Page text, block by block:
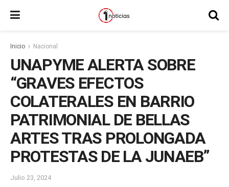
Inicio Nacional
UNAPYME ALERTA SOBRE
“GRAVES EFECTOS
COLATERALES EN BARRIO
PATRIMONIAL DE BELLAS
ARTES TRAS PROLONGADA
PROTESTAS DE LA JUNAEB”
Julio 23, 2024